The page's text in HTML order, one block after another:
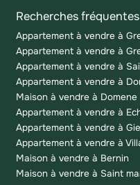
Recherches fréquentes
Appartement à vendre à
Appartement à vendre à
Appartement à vendre à
Appartement à vendre à
Maison à vendre à Domene
Appartement à vendre à
Appartement à vendre à
Appartement à vendre à
Maison à vendre à Bernin
Maison à vendre à Saint